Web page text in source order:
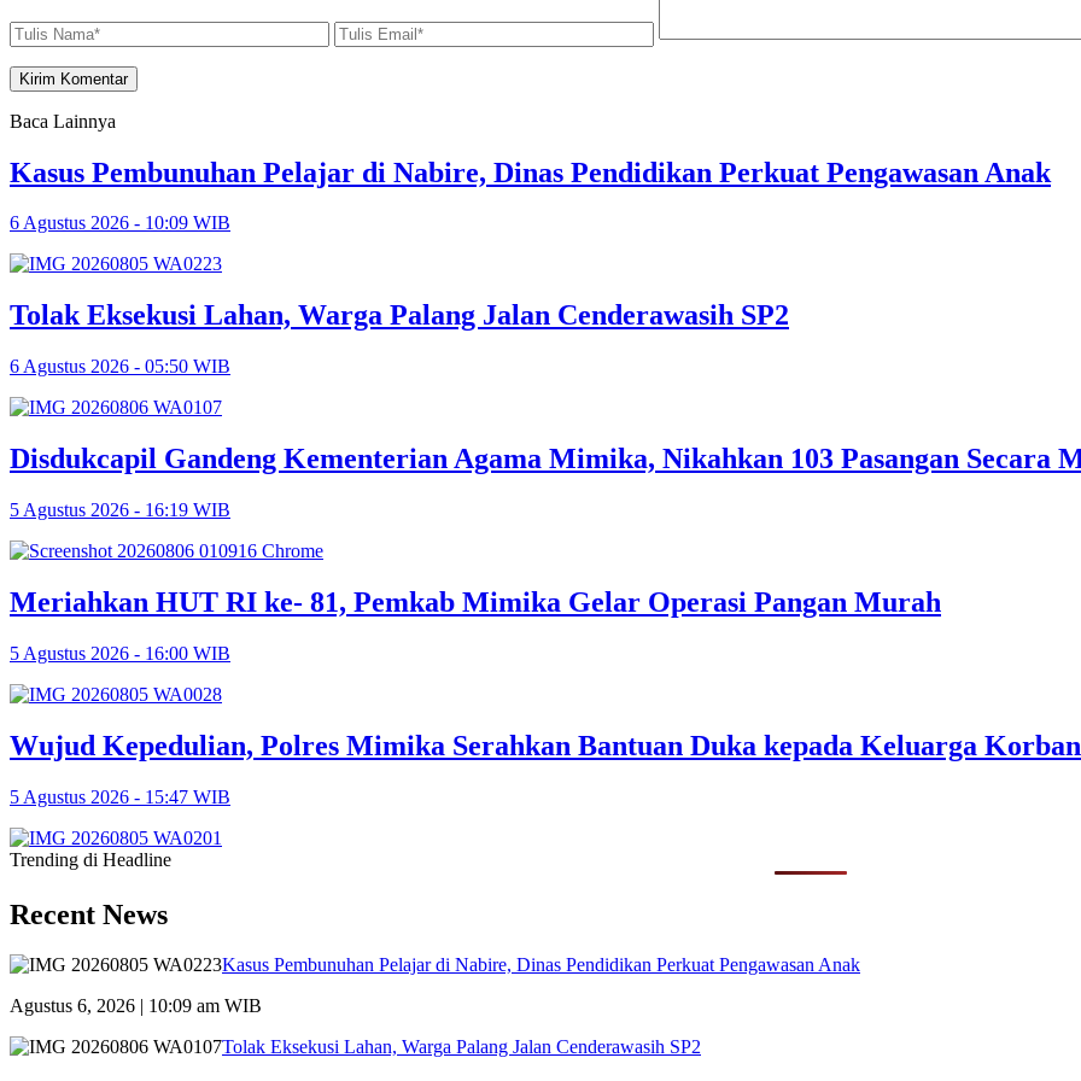
Baca Lainnya
Kasus Pembunuhan Pelajar di Nabire, Dinas Pendidikan Perkuat Pengawasan Anak
6 Agustus 2026 - 10:09 WIB
Tolak Eksekusi Lahan, Warga Palang Jalan Cenderawasih SP2
6 Agustus 2026 - 05:50 WIB
Disdukcapil Gandeng Kementerian Agama Mimika, Nikahkan 103 Pasangan Secara
5 Agustus 2026 - 16:19 WIB
Meriahkan HUT RI ke- 81, Pemkab Mimika Gelar Operasi Pangan Murah
5 Agustus 2026 - 16:00 WIB
Wujud Kepedulian, Polres Mimika Serahkan Bantuan Duka kepada Keluarga
5 Agustus 2026 - 15:47 WIB
Trending di Headline
Recent News
Kasus Pembunuhan Pelajar di Nabire, Dinas Pendidikan Perkuat Pengawasan Anak
Agustus 6, 2026 | 10:09 am WIB
Tolak Eksekusi Lahan, Warga Palang Jalan Cenderawasih SP2